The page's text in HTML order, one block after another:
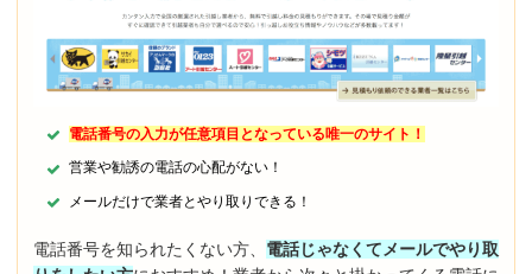
電話番号の入力が任意項目となっている唯一のサイト！
営業や勧誘の電話の心配がない！
メールだけで業者とやり取りできる！
電話番号を知られたくない方、 電話じゃなくてメールでやり取